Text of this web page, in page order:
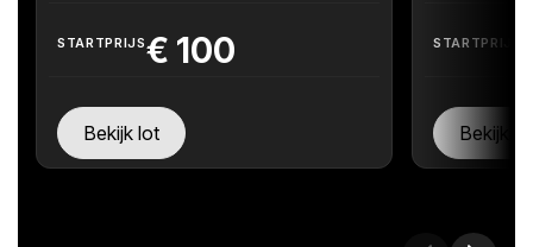
STARTPRIJS€ 100
Bekijk lot
STARTPRIJS
Bekijk